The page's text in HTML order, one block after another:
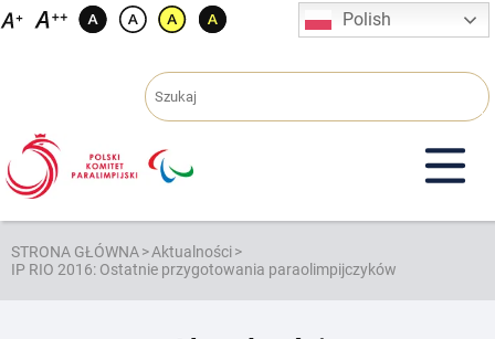
Przejdź
Polish
STRONA GŁÓWNA>Aktualności>
IP RIO 2016: Ostatnie przygotowania paraolimpijczyków